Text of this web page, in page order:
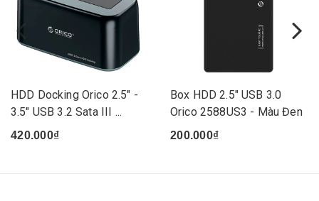
HDD Docking Orico 2.5" -
3.5" USB 3.2 Sata III ...
420.000₫
Box HDD 2.5" USB 3.0
Orico 2588US3 - Màu Đen
200.000₫